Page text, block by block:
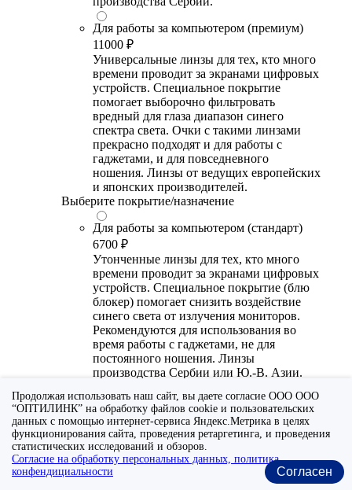
Для работы за компьютером (премиум)
11000 ₽
Универсальные линзы для тех, кто много
времени проводит за экранами цифровых
устройств. Специальное покрытие
помогает выборочно фильтровать
вредный для глаза диапазон синего
спектра света. Очки с такими линзами
прекрасно подходят и для работы с
гаджетами, и для повседневного
ношения. Линзы от ведущих европейских
и японских производителей.
Выберите покрытие/назначение
Для работы за компьютером (стандарт)
6700 ₽
Утонченные линзы для тех, кто много
времени проводит за экранами цифровых
устройств. Специальное покрытие (блю
блокер) помогает снизить воздействие
синего света от излучения мониторов.
Рекомендуются для использования во
время работы с гаджетами, не для
постоянного ношения. Линзы
производства Сербии или Ю.-В. Азии.
Для работы за компьютером (премиум)
20300 ₽
Универсальные утонченные линзы для
тех, кто много времени проводит за
экранами цифровых устройств.
Специальное покрытие помогает
выборочно фильтровать вредный для
Продолжая использовать наш сайт, вы даете согласие ООО ООО
“ОПТИЛИНК” на обработку файлов cookie и пользовательских
данных с помощью интернет-сервиса Яндекс.Метрика в целях
функционирования сайта, проведения ретаргетинга, и проведения
статистических исследований и обзоров.
Согласие на обработку персональных данных, политика
конфендициальности
Согласен